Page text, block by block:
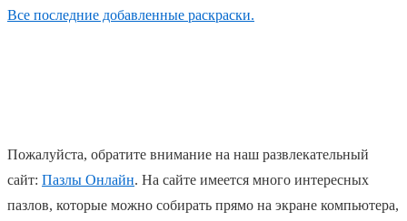
Все последние добавленные раскраски.
Пожалуйста, обратите внимание на наш развлекательный
сайт: Пазлы Онлайн. На сайте имеется много интересных
пазлов, которые можно собирать прямо на экране компьютера,